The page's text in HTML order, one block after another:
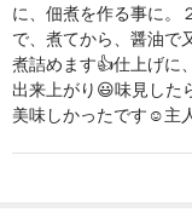
販売商品一覧
カート
惣万水産って？
に、佃煮を作る事に。
で、煮てから、醤油で
煮詰めます👍️仕上げに
出来上がり😃味見した
美味しかったです☺️主